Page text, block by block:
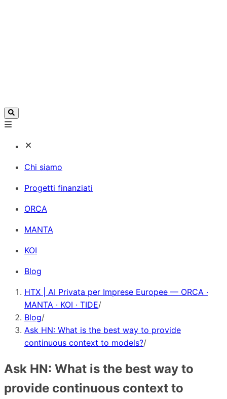
Chi siamo
Progetti finanziati
ORCA
MANTA
KOI
Blog
HTX | AI Privata per Imprese Europee — ORCA ·
MANTA · KOI · TIDE/
Blog/
Ask HN: What is the best way to provide
continuous context to models?/
Ask HN: What is the best way to
provide continuous context to